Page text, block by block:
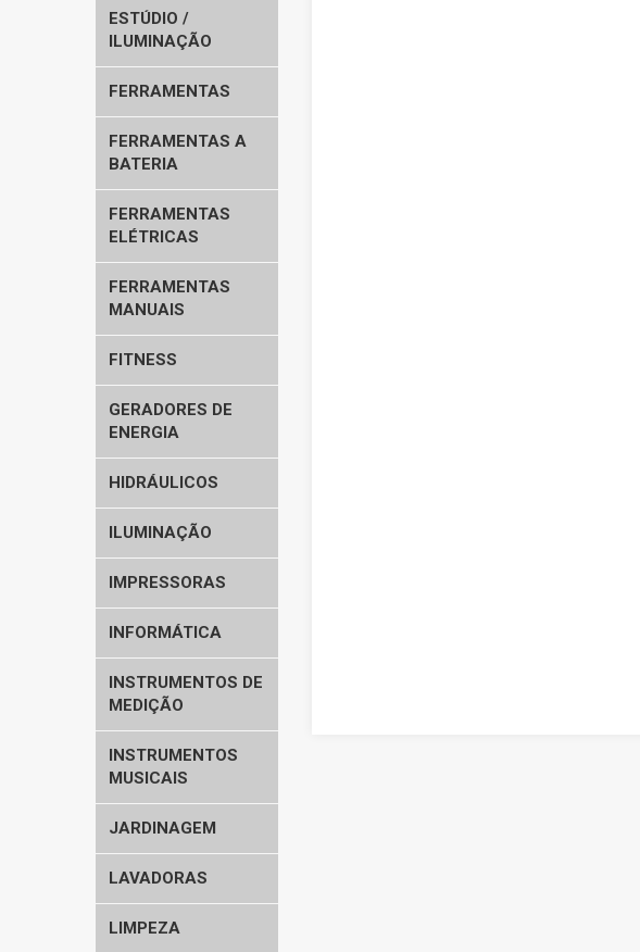
ESTÚDIO /
ILUMINAÇÃO
FERRAMENTAS
FERRAMENTAS A
BATERIA
FERRAMENTAS
ELÉTRICAS
FERRAMENTAS
MANUAIS
FITNESS
GERADORES DE
ENERGIA
HIDRÁULICOS
ILUMINAÇÃO
IMPRESSORAS
INFORMÁTICA
INSTRUMENTOS DE
MEDIÇÃO
INSTRUMENTOS
MUSICAIS
JARDINAGEM
LAVADORAS
LIMPEZA